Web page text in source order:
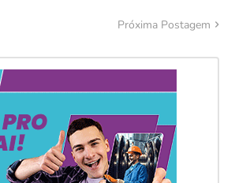
Próxima Postagem